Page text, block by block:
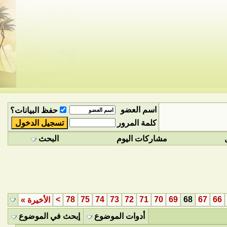
اسم العضو
حفظ البيانات؟
كلمة المرور
مشاركات اليوم البحث
66
67
68
69
70
71
72
73
74
75
78
> الأخيرة »
أدوات الموضوع
إبحث في الموضوع